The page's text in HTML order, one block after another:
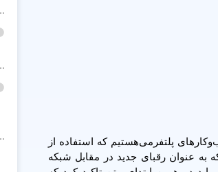
پلتفرمی‌هستیم که استفاده از
به عنوان رقبای جدید در مقابل شبکه